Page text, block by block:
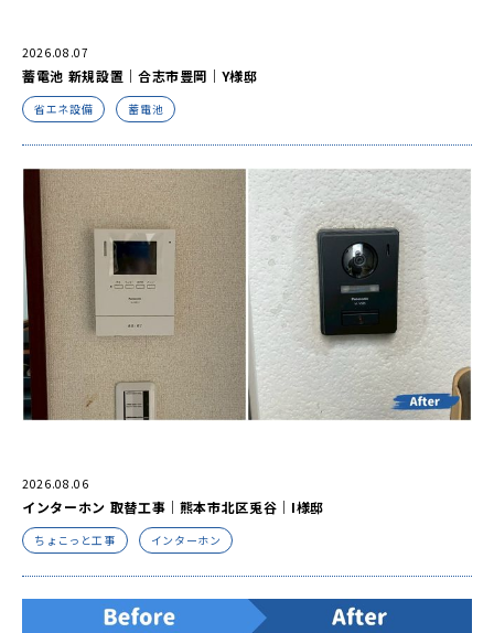
2026.08.07
蓄電池 新規設置｜合志市豊岡｜Y様邸
省エネ設備 蓄電池
2026.08.06
インターホン 取替工事｜熊本市北区兎谷｜I様邸
ちょこっと工事 インターホン